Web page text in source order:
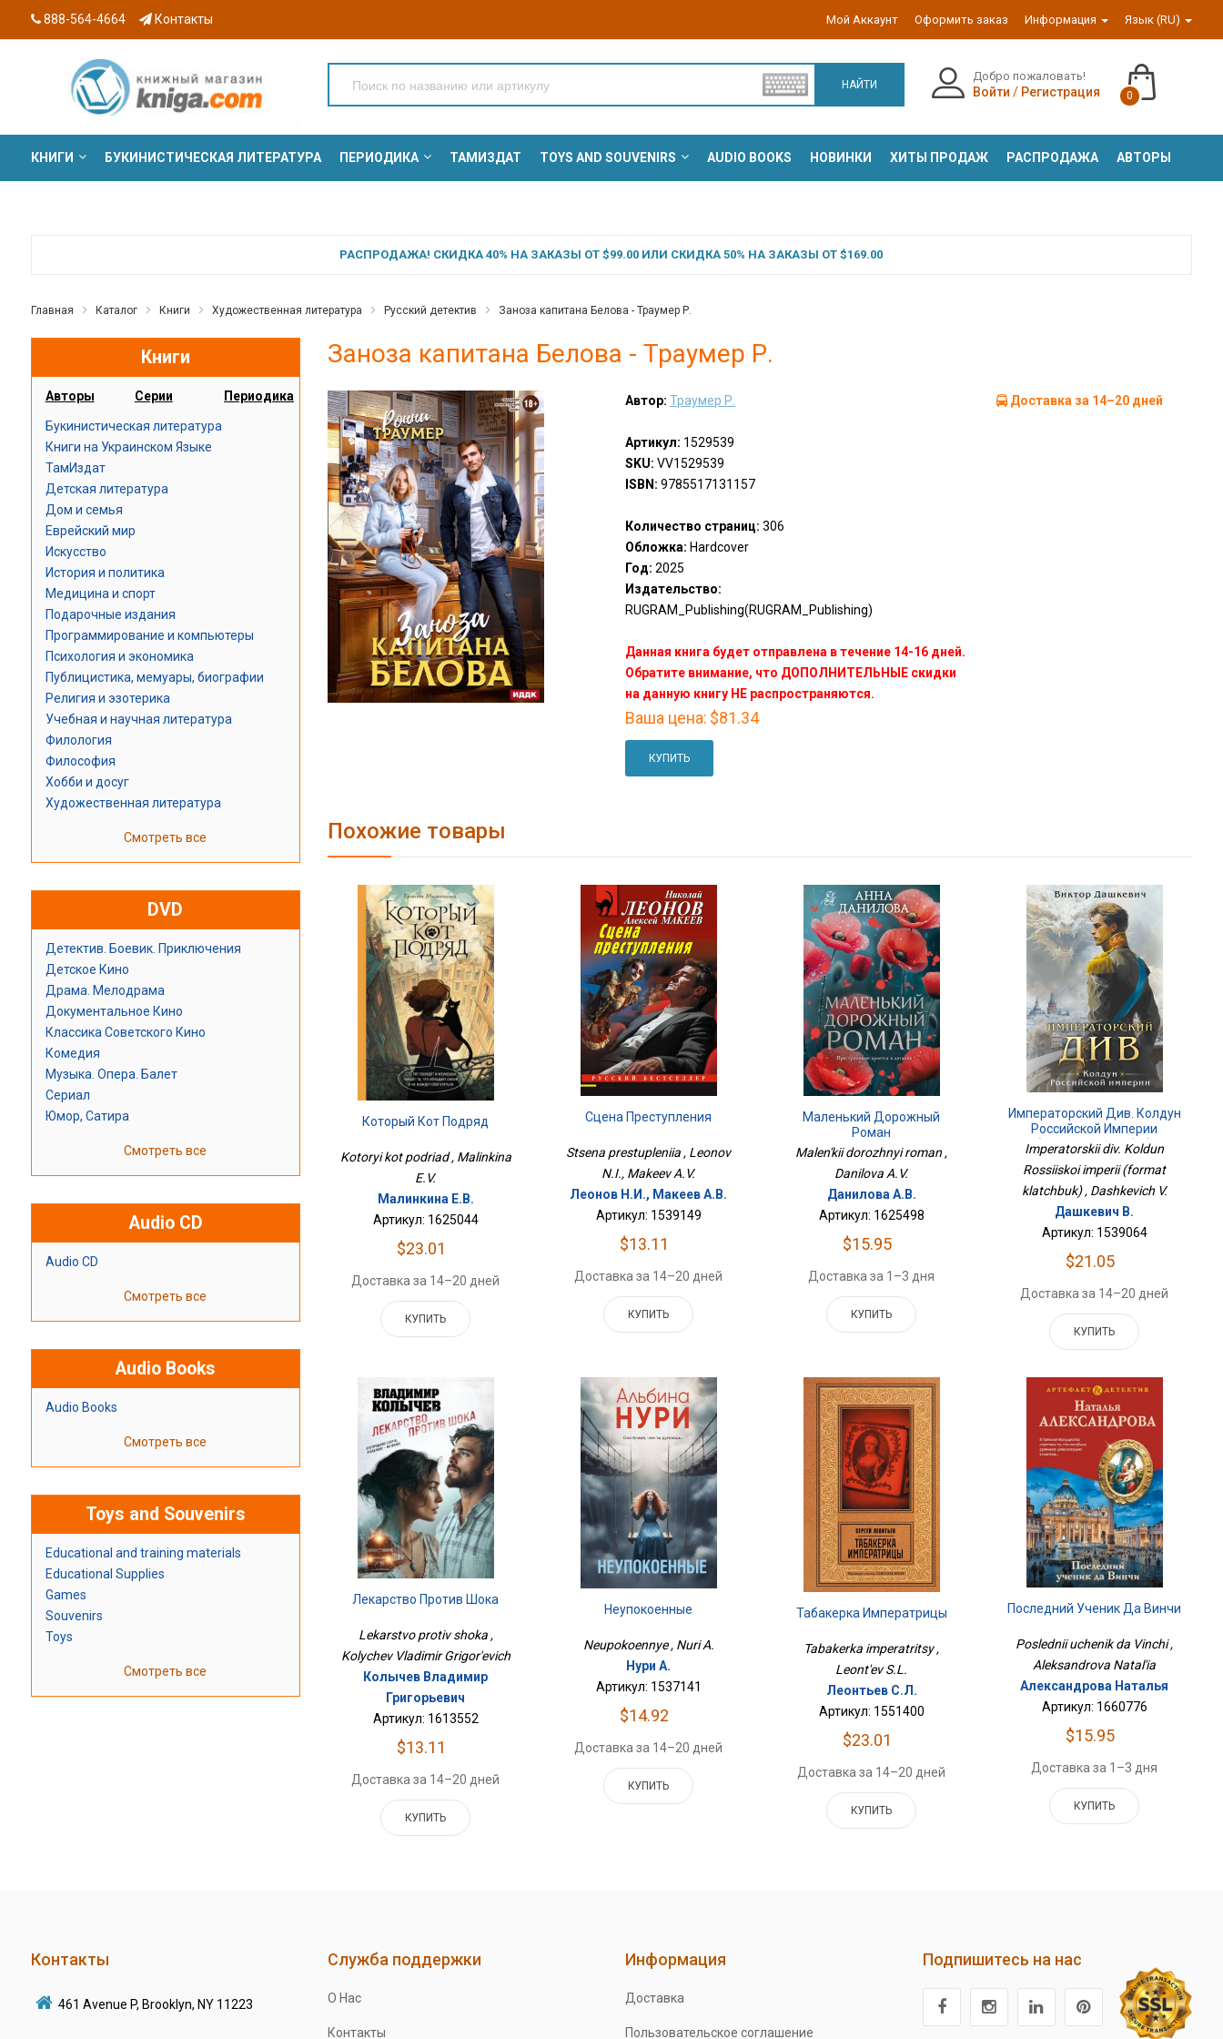
888-564-4664 Контакты Мой Аккаунт Оформить заказ Информация Язык (RU)
НАЙТИ
Добро пожаловать!
Войти / Регистрация 0
КНИГИ БУКИНИСТИЧЕСКАЯ ЛИТЕРАТУРА ПЕРИОДИКА ТАМИЗДАТ TOYS AND SOUVENIRS AUDIO BOOKS НОВИНКИ ХИТЫ ПРОДАЖ РАСПРОДАЖА АВТОРЫ
РАСПРОДАЖА! СКИДКА 40% НА ЗАКАЗЫ ОТ $99.00 ИЛИ СКИДКА 50% НА ЗАКАЗЫ ОТ $169.00
Главная Каталог Книги Художественная литература Русский детектив Заноза капитана Белова - Траумер Р.
Книги
Авторы Серии Периодика
Букинистическая литература
Книги на Украинском Языке
ТамИздат
Детская литература
Дом и семья
Еврейский мир
Искусство
История и политика
Медицина и спорт
Подарочные издания
Программирование и компьютеры
Психология и экономика
Публицистика, мемуары, биографии
Религия и эзотерика
Учебная и научная литература
Филология
Философия
Хобби и досуг
Художественная литература
Смотреть все
DVD
Детектив. Боевик. Приключения
Детское Кино
Драма. Мелодрама
Документальное Кино
Классика Советского Кино
Комедия
Музыка. Опера. Балет
Сериал
Юмор, Сатира
Смотреть все
Audio CD
Audio CD
Смотреть все
Audio Books
Audio Books
Смотреть все
Toys and Souvenirs
Educational and training materials
Educational Supplies
Games
Souvenirs
Toys
Смотреть все
Заноза капитана Белова - Траумер Р.
Автор: Траумер Р.
Артикул: 1529539
SKU: VV1529539
ISBN: 9785517131157
Количество страниц: 306
Обложка: Hardcover
Год: 2025
Издательство:
RUGRAM_Publishing(RUGRAM_Publishing)
Данная книга будет отправлена в течение 14-16 дней.
Обратите внимание, что ДОПОЛНИТЕЛЬНЫЕ скидки
на данную книгу НЕ распространяются.
Ваша цена: $81.34
КУПИТЬ
Доставка за 14–20 дней
Похожие товары
Который Кот Подряд
Kotoryi kot podriad , Malinkina
E.V.
Малинкина Е.В.
Артикул: 1625044
$23.01
Доставка за 14–20 дней
КУПИТЬ
Сцена Преступления
Stsena prestupleniia , Leonov
N.I., Makeev A.V.
Леонов Н.И., Макеев А.В.
Артикул: 1539149
$13.11
Доставка за 14–20 дней
КУПИТЬ
Маленький Дорожный
Роман
Malen'kii dorozhnyi roman ,
Danilova A.V.
Данилова А.В.
Артикул: 1625498
$15.95
Доставка за 1–3 дня
КУПИТЬ
Императорский Див. Колдун
Российской Империи
(формат Клатчбук)
Imperatorskii div. Koldun
Rossiiskoi imperii (format
klatchbuk) , Dashkevich V.
Дашкевич В.
Артикул: 1539064
$21.05
Доставка за 14–20 дней
КУПИТЬ
Лекарство Против Шока
Lekarstvo protiv shoka ,
Kolychev Vladimir Grigor'evich
Колычев Владимир
Григорьевич
Артикул: 1613552
$13.11
Доставка за 14–20 дней
КУПИТЬ
Неупокоенные
Neupokoennye , Nuri A.
Нури А.
Артикул: 1537141
$14.92
Доставка за 14–20 дней
КУПИТЬ
Табакерка Императрицы
Tabakerka imperatritsy ,
Leont'ev S.L.
Леонтьев С.Л.
Артикул: 1551400
$23.01
Доставка за 14–20 дней
КУПИТЬ
Последний Ученик Да Винчи
Poslednii uchenik da Vinchi ,
Aleksandrova Natal'ia
Александрова Наталья
Артикул: 1660776
$15.95
Доставка за 1–3 дня
КУПИТЬ
Контакты
461 Avenue P, Brooklyn, NY 11223
Служба поддержки
О Нас
Контакты
Информация
Доставка
Пользовательское соглашение
Подпишитесь на нас